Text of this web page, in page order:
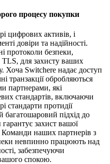
процесу покупки
цифрових активів, і
довіри та надійності.
протоколи безпеки,
для захисту ваших
Хоча Switchere надає доступ
транзакції обробляються
партнерами, які
стандартів, включаючи
стандарти протидії
підхід до
гарантує захист вашої
Команди наших партнерів з
невпинно працюють над
забезпечуючи
спокою.